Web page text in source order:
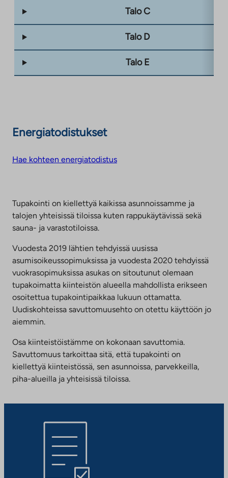
Talo C
Talo D
Talo E
Energiatodistukset
Hae kohteen energiatodistus
Tupakointi on kiellettyä kaikissa asunnoissamme ja
talojen yhteisissä tiloissa kuten rappukäytävissä sekä
sauna- ja varastotiloissa.
Vuodesta 2019 lähtien tehdyissä uusissa
asumisoikeussopimuksissa ja vuodesta 2020 tehdyissä
vuokrasopimuksissa asukas on sitoutunut olemaan
tupakoimatta kiinteistön alueella mahdollista erikseen
osoitettua tupakointipaikkaa lukuun ottamatta.
Uudiskohteissa savuttomuusehto on otettu käyttöön jo
aiemmin.
Osa kiinteistöistämme on kokonaan savuttomia.
Savuttomuus tarkoittaa sitä, että tupakointi on
kiellettyä kiinteistössä, sen asunnoissa, parvekkeilla,
piha-alueilla ja yhteisissä tiloissa.